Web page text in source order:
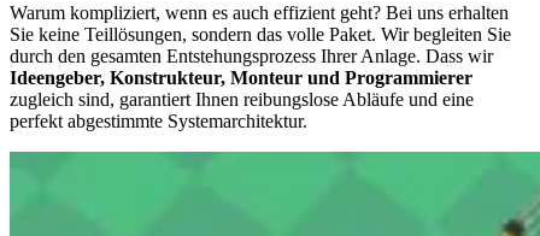
Warum kompliziert, wenn es auch effizient geht? Bei uns erhalten
Sie keine Teillösungen, sondern das volle Paket. Wir begleiten Sie
durch den gesamten Entstehungsprozess Ihrer Anlage. Dass wir
Ideengeber, Konstrukteur, Monteur und Programmierer
zugleich sind, garantiert Ihnen reibungslose Abläufe und eine
perfekt abgestimmte Systemarchitektur.